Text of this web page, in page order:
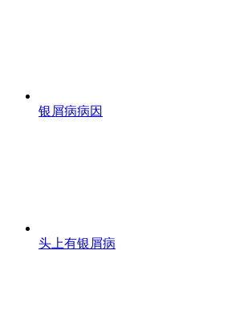
银屑病病因
头上有银屑病